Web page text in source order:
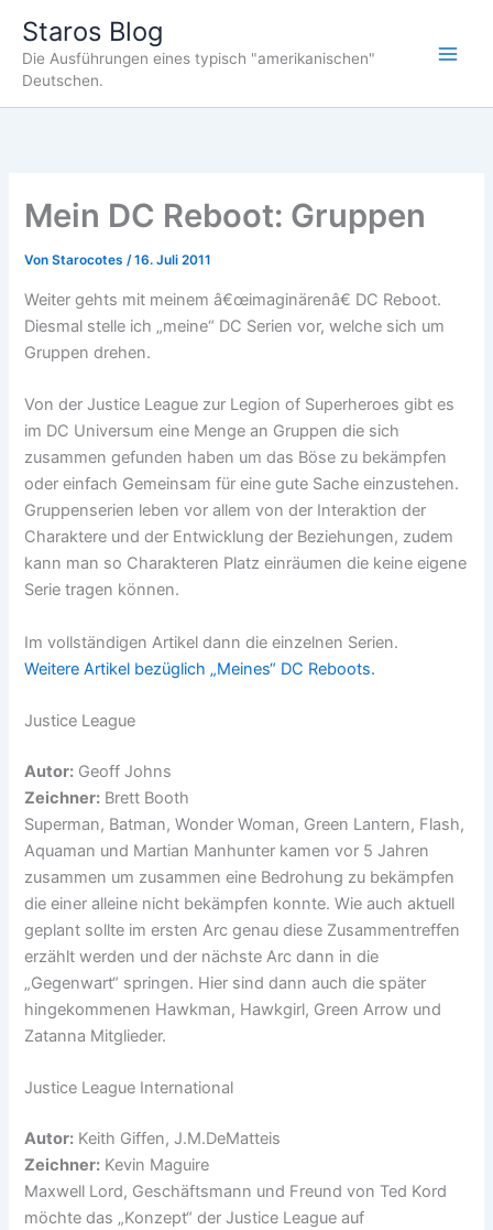
Inhalt
springen
Staros Blog
Die Ausführungen eines typisch "amerikanischen"
Deutschen.
Mein DC Reboot: Gruppen
VonStarocotes/16. Juli 2011
Weiter gehts mit meinem â€œimaginärenâ€ DC Reboot.
Diesmal stelle ich „meine“ DC Serien vor, welche sich um
Gruppen drehen.
Von der Justice League zur Legion of Superheroes gibt es
im DC Universum eine Menge an Gruppen die sich
zusammen gefunden haben um das Böse zu bekämpfen
oder einfach Gemeinsam für eine gute Sache einzustehen.
Gruppenserien leben vor allem von der Interaktion der
Charaktere und der Entwicklung der Beziehungen, zudem
kann man so Charakteren Platz einräumen die keine eigene
Serie tragen können.
Im vollständigen Artikel dann die einzelnen Serien.
Weitere Artikel bezüglich „Meines“ DC Reboots.
Justice League
Autor: Geoff Johns
Zeichner: Brett Booth
Superman, Batman, Wonder Woman, Green Lantern, Flash,
Aquaman und Martian Manhunter kamen vor 5 Jahren
zusammen um zusammen eine Bedrohung zu bekämpfen
die einer alleine nicht bekämpfen konnte. Wie auch aktuell
geplant sollte im ersten Arc genau diese Zusammentreffen
erzählt werden und der nächste Arc dann in die
„Gegenwart“ springen. Hier sind dann auch die später
hingekommenen Hawkman, Hawkgirl, Green Arrow und
Zatanna Mitglieder.
Justice League International
Autor: Keith Giffen, J.M.DeMatteis
Zeichner: Kevin Maguire
Maxwell Lord, Geschäftsmann und Freund von Ted Kord
möchte das „Konzept“ der Justice League auf